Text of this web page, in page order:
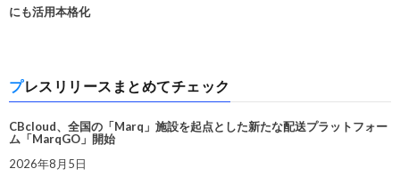
にも活用本格化
プレスリリースまとめてチェック
CBcloud、全国の「Marq」施設を起点とした新たな配送プラットフォー
ム「MarqGO」開始
2026年8月5日